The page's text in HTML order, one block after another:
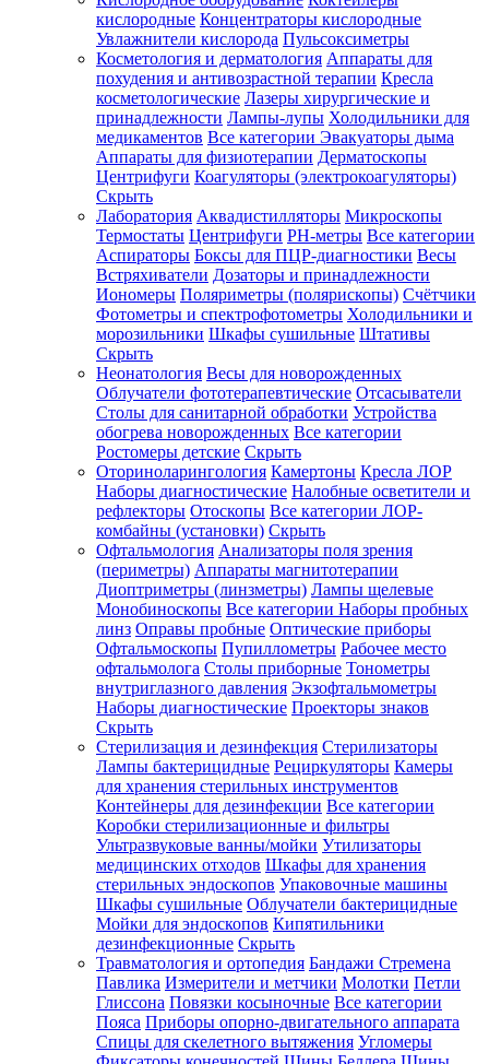
Зарегистрироваться
Зачем
регистрироваться?
Все
покупки
одном
месте
Личный
менеджер
Отслеживание
статуса
заказа
кислородные Концентраторы кислородные
Увлажнители кислорода Пульсоксиметры
Косметология и дерматология Аппараты для
похудения и антивозрастной терапии Кресла
косметологические Лазеры хирургические и
принадлежности Лампы-лупы Холодильники для
медикаментов Все категории Эвакуаторы дыма
Аппараты для физиотерапии Дерматоскопы
Центрифуги Коагуляторы (электрокоагуляторы)
Скрыть
Лаборатория Аквадистилляторы Микроскопы
Термостаты Центрифуги PH-метры Все категории
Аспираторы Боксы для ПЦР-диагностики Весы
Встряхиватели Дозаторы и принадлежности
Иономеры Поляриметры (полярископы) Счётчики
Фотометры и спектрофотометры Холодильники и
морозильники Шкафы сушильные Штативы
Скрыть
Неонатология Весы для новорожденных
Облучатели фототерапевтические Отсасыватели
Столы для санитарной обработки Устройства
обогрева новорожденных Все категории
Ростомеры детские Скрыть
Оториноларингология Камертоны Кресла ЛОР
Наборы диагностические Налобные осветители и
рефлекторы Отоскопы Все категории ЛОР-
комбайны (установки) Скрыть
Офтальмология Анализаторы поля зрения
(периметры) Аппараты магнитотерапии
Диоптриметры (линзметры) Лампы щелевые
Монобиноскопы Все категории Наборы пробных
линз Оправы пробные Оптические приборы
Офтальмоскопы Пупиллометры Рабочее место
офтальмолога Столы приборные Тонометры
внутриглазного давления Экзофтальмометры
Наборы диагностические Проекторы знаков
Скрыть
Стерилизация и дезинфекция Стерилизаторы
Лампы бактерицидные Рециркуляторы Камеры
для хранения стерильных инструментов
Контейнеры для дезинфекции Все категории
Коробки стерилизационные и фильтры
Ультразвуковые ванны/мойки Утилизаторы
медицинских отходов Шкафы для хранения
стерильных эндоскопов Упаковочные машины
Шкафы сушильные Облучатели бактерицидные
Мойки для эндоскопов Кипятильники
дезинфекционные Скрыть
Травматология и ортопедия Бандажи Стремена
Павлика Измерители и метчики Молотки Петли
Глиссона Повязки косыночные Все категории
Пояса Приборы опорно-двигательного аппарата
Спицы для скелетного вытяжения Угломеры